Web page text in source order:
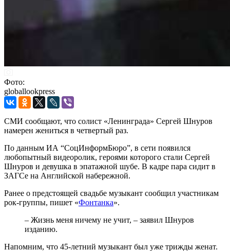
Фото:
globallookpress
СМИ сообщают, что солист «Ленинграда» Сергей Шнуров
намерен жениться в четвертый раз.
По данным ИА “СоцИнформБюро”, в сети появился
любопытный видеоролик, героями которого стали Сергей
Шнуров и девушка в эпатажной шубе. В кадре пара сидит в
ЗАГСе на Английской набережной.
Ранее о предстоящей свадьбе музыкант сообщил участникам
рок-группы, пишет «Фонтанка».
– Жизнь меня ничему не учит, – заявил Шнуров
изданию.
Напомним, что 45-летний музыкант был уже трижды женат.